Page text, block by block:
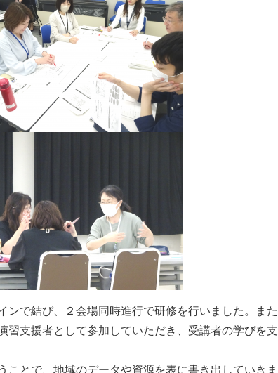
で結び、２会場同時進行で研修を行いました。ま
支援者として参加していただき、受講者の学びを
とで、地域のデータや資源を表に書き出していき